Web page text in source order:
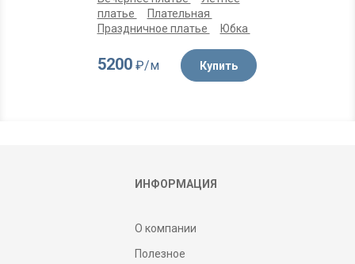
платье
Плательная
Праздничное платье
Юбка
5200₽/м Купить
ИНФОРМАЦИЯ
О компании
Полезное